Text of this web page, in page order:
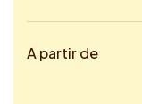
A partir de